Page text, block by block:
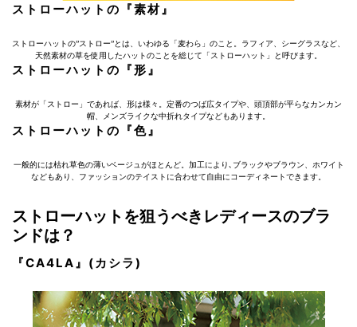
ストローハットの『素材』
ストローハットの”ストロー”とは、いわゆる「麦わら」のこと。ラフィア、シーグラスなど、
天然素材の草を使用したハットのことを総じて「ストローハット」と呼びます。
ストローハットの『形』
素材が「ストロー」であれば、形は様々。定番のつば広タイプや、頭頂部が平らなカンカン
帽、メンズライクな中折れタイプなどもあります。
ストローハットの『色』
一般的には枯れ草色の薄いベージュがほとんど。加工により､ブラックやブラウン、ホワイト
などもあり、ファッションのテイストに合わせて自由にコーディネートできます。
ストローハットを狙うべきレディースのブラ
ンドは？
『CA4LA』(カシラ)